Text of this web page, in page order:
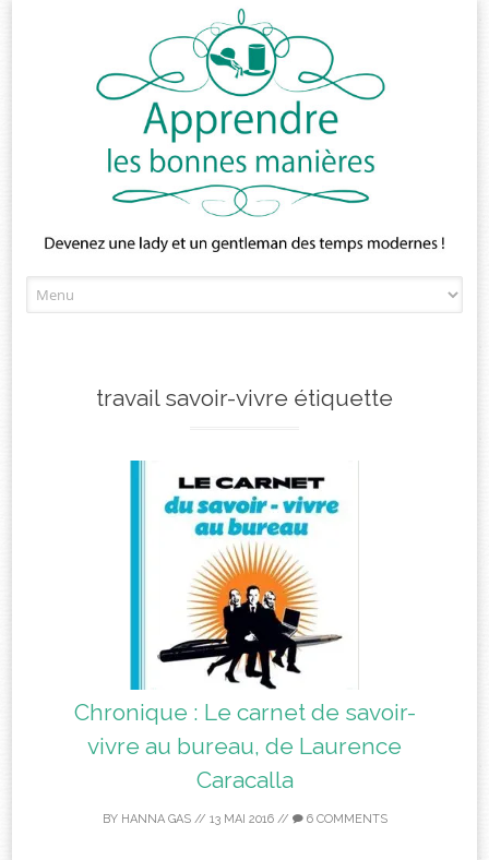
to
travail savoir-vivre étiquette
Chronique : Le carnet de savoir-
vivre au bureau, de Laurence
Caracalla
BY HANNA GAS// 13 MAI 2016// 6 COMMENTS